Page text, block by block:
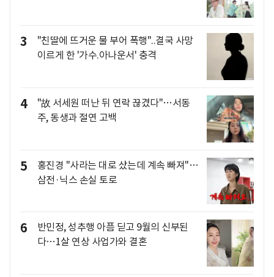
3
"친딸에 뜨거운 물 부어 폭행"..결국 사망
이르게 한 '가수.아나운서' 충격
4
"故 서세원 떠난 뒤 연락 끊겼다"…서동
주, 동생과 절연 고백
5
홍진경 "사라는 대로 샀는데 계속 빠져"…
삼전·닉스 손실 토로
6
반민정, 성추행 아픔 딛고 9월의 신부된
다…1살 연상 사업가와 결혼